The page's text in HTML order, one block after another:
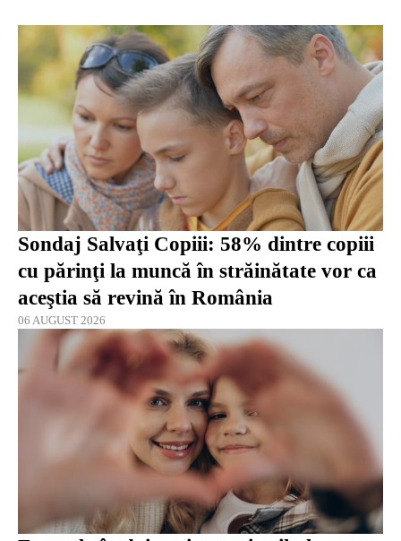
Sondaj Salvaţi Copiii: 58% dintre copiii
cu părinţi la muncă în străinătate vor ca
aceştia să revină în România
06 AUGUST 2026